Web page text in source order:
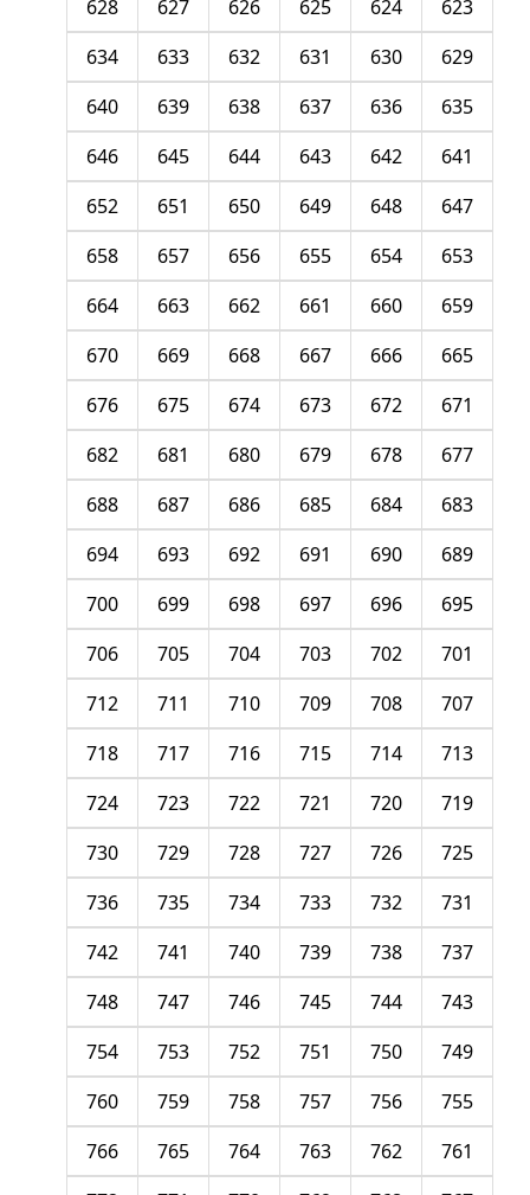
623
624
625
626
627
628
629
630
631
632
633
634
635
636
637
638
639
640
641
642
643
644
645
646
647
648
649
650
651
652
653
654
655
656
657
658
659
660
661
662
663
664
665
666
667
668
669
670
671
672
673
674
675
676
677
678
679
680
681
682
683
684
685
686
687
688
689
690
691
692
693
694
695
696
697
698
699
700
701
702
703
704
705
706
707
708
709
710
711
712
713
714
715
716
717
718
719
720
721
722
723
724
725
726
727
728
729
730
731
732
733
734
735
736
737
738
739
740
741
742
743
744
745
746
747
748
749
750
751
752
753
754
755
756
757
758
759
760
761
762
763
764
765
766